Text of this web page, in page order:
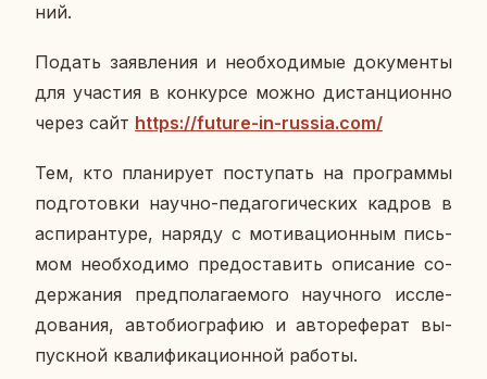
ний.
Подать за­яв­ле­ния и необ­хо­ди­мые до­ку­мен­ты
для уча­стия в кон­кур­се можно ди­стан­ци­он­но
через сайт https://future-in-russia.com/
Тем, кто пла­ни­ру­ет по­сту­пать на про­грам­мы
под­го­тов­ки научно-пе­да­го­ги­че­ских кадров в
ас­пи­ран­ту­ре, наряду с мо­ти­ва­ци­он­ным пись­
мом необ­хо­ди­мо предо­ста­вить опи­са­ние со­
дер­жа­ния пред­по­ла­га­е­мо­го на­уч­но­го ис­сле­
до­ва­ния, ав­то­био­гра­фию и ав­то­ре­фе­рат вы­
пуск­ной ква­ли­фи­ка­ци­он­ной работы.